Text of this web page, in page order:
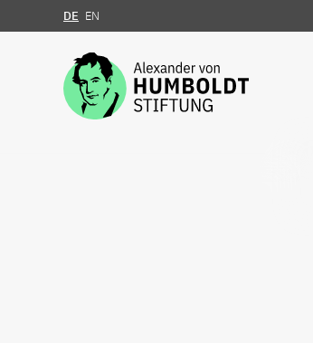
Zum Inhalt springen
DE EN